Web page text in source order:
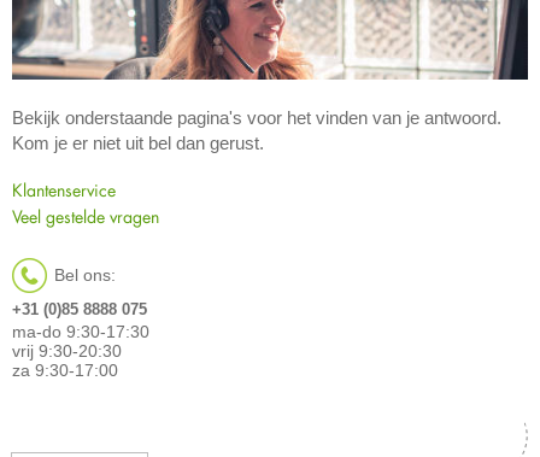
Bekijk onderstaande pagina's voor het vinden van je antwoord.
Kom je er niet uit bel dan gerust.
Klantenservice
Veel gestelde vragen
Bel ons:
+31 (0)85 8888 075
ma-do 9:30-17:30
vrij 9:30-20:30
za 9:30-17:00